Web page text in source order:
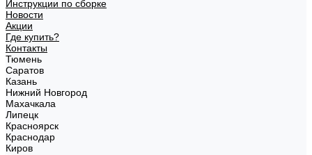
Инструкции по сборке
Новости
Акции
Где купить?
Контакты
Тюмень
Саратов
Казань
Нижний Новгород
Махачкала
Липецк
Красноярск
Краснодар
Киров